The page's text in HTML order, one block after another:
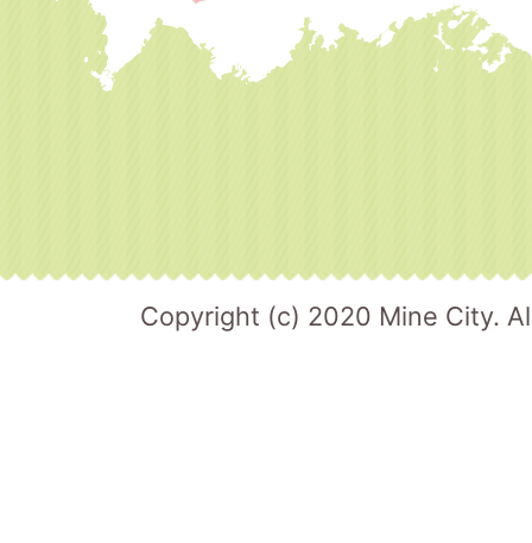
Copyright (c) 2020 Mine City.